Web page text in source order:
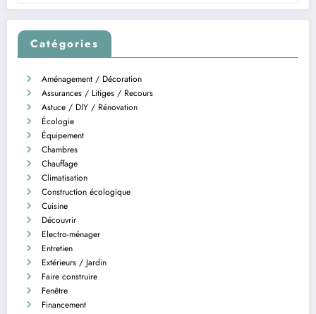
Catégories
Aménagement / Décoration
Assurances / Litiges / Recours
Astuce / DIY / Rénovation
Écologie
Équipement
Chambres
Chauffage
Climatisation
Construction écologique
Cuisine
Découvrir
Electro-ménager
Entretien
Extérieurs / Jardin
Faire construire
Fenêtre
Financement